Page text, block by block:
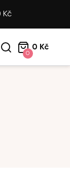
Kč
0
0 Kč